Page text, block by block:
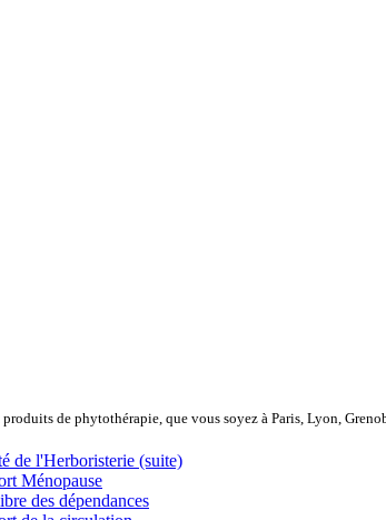
de phytothérapie, que vous soyez à Paris, Lyon,
de l'Herboristerie (suite)
Ménopause
des dépendances